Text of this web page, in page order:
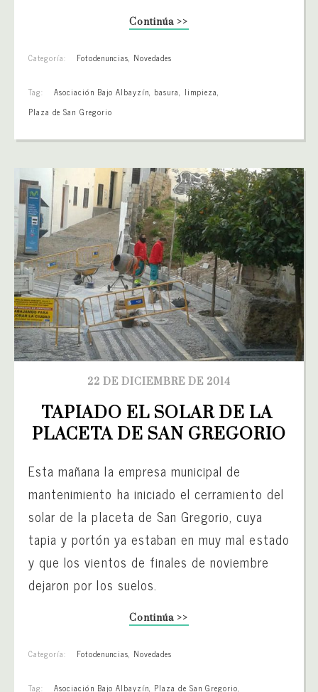
Continúa >>
Categoría: Fotodenuncias, Novedades
Tag: Asociación Bajo Albayzín, basura, limpieza,
Plaza de San Gregorio
22 DE DICIEMBRE DE 2014
TAPIADO EL SOLAR DE LA
PLACETA DE SAN GREGORIO
Esta mañana la empresa municipal de
mantenimiento ha iniciado el cerramiento del
solar de la placeta de San Gregorio, cuya
tapia y portón ya estaban en muy mal estado
y que los vientos de finales de noviembre
dejaron por los suelos.
Continúa >>
Categoría: Fotodenuncias, Novedades
Tag: Asociación Bajo Albayzín, Plaza de San Gregorio,